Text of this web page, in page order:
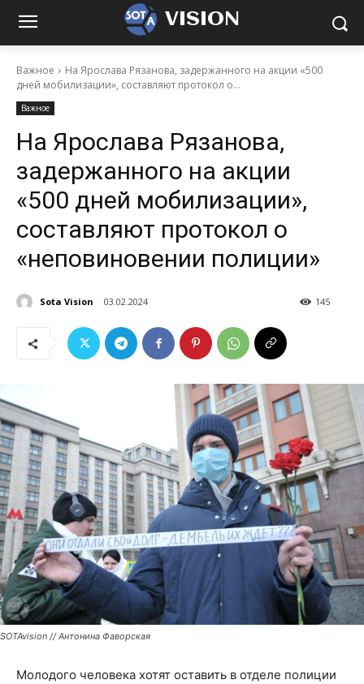
VISION
Важное
На Ярослава Рязанова, задержанного на акции «500
дней мобилизации», составляют протокол о...
Важное
На Ярослава Рязанова,
задержанного на акции
«500 дней мобилизации»,
составляют протокол о
«неповиновении полиции»
Sota Vision 03.02.2024 145
SOTAvision // Антонина Фаворская
Молодого человека хотят оставить в отделе полиции